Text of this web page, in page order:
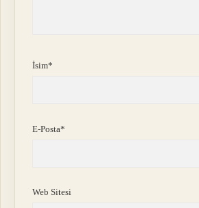
İsim*
E-Posta*
Web Sitesi